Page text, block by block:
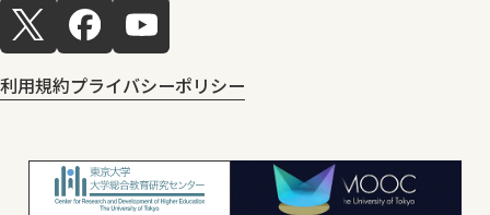
利用規約プライバシーポリシー